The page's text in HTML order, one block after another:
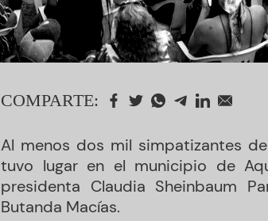
COMPARTE:
Al menos dos mil simpatizantes
tuvo lugar en el municipio de
presidenta Claudia Sheinbaum
Butanda Macías.